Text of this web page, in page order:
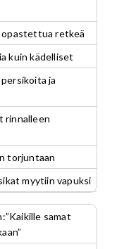
opastettua retkeä
kuin kädelliset
ja
rinnalleen
torjuntaan
myytiin vapuksi
samat